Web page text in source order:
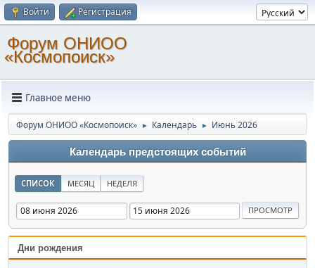
Войти Регистрация
Форум ОНИОО
«Космопоиск»
Главное меню
Форум ОНИОО «Космопоиск» ► Календарь ► Июнь 2026
Календарь предстоящих событий
СПИСОК МЕСЯЦ НЕДЕЛЯ
Дни рождения